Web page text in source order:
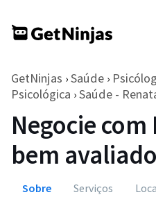
GetNinjas › Saúde ›
Psicológica › Saúde -
Negocie
bem
Sobre Serviços